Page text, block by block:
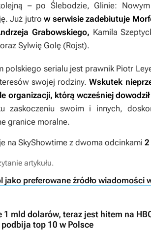
– po Ślebodzie, Glinie:
Już jutro w serwisie zadebiutuje
Grabowskiego, Kamila
Sylwię Golę (Rojst).
polskiego serialu jest prawnik Piotr
swojej rodziny.Wskutek
organizacji, którą wcześniej
zaskoczeniu swoim i innych,
granice moralne.
na SkyShowtime z dwoma odcinkami 2
artykułu.
jako preferowane źródło wiadomości
1 mld dolarów, teraz jest hitem na
top 10 w Polsce